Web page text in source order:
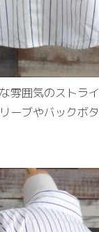
雰囲気のストラ
ーブやバックボ